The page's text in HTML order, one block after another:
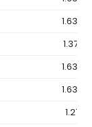
1.636
1.377
1.636
1.636
1.271